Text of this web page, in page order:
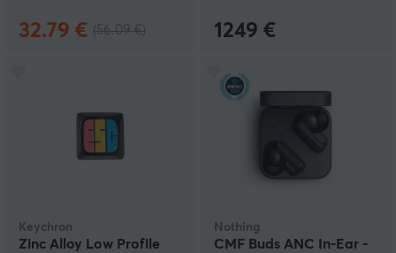
32.79 € 1249 €
Keychron
Zinc Alloy Low Profile
Nothing
CMF Buds ANC In-Ear -